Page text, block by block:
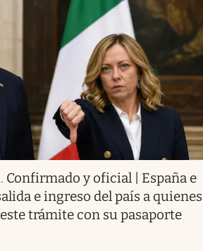
. Confirmado y oficial | España e
e ingreso del país a quienes
trámite con su pasaporte